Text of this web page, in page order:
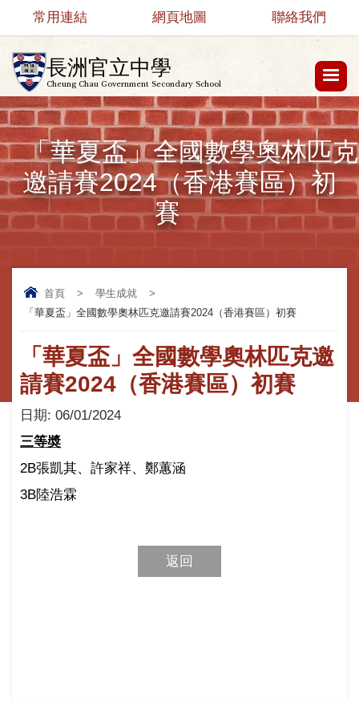
長洲官立中學
Cheung Chau Government Secondary School
常用連結 網頁地圖 聯絡我們
「華夏盃」全國數學奧林匹克
邀請賽2024（香港賽區）初
賽
首頁 > 學生成就
>
「華夏盃」全國數學奧林匹克邀請賽2024（香港賽區）初賽
「華夏盃」全國數學奧林匹克邀
請賽2024（香港賽區）初賽
日期: 06/01/2024
三等奬
2B張凱其、許家祥、鄭蕙涵
3B陸浩霖
返回